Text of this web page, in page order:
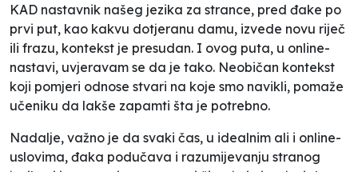
KAD nastavnik našeg jezika za strance, pred đake po
prvi put, kao kakvu dotjeranu damu, izvede novu riječ
ili frazu, kontekst je presudan. I ovog puta, u online-
nastavi, uvjeravam se da je tako. Neobičan kontekst
koji pomjeri odnose stvari na koje smo navikli, pomaže
učeniku da lakše zapamti šta je potrebno.
Nadalje, važno je da svaki čas, u idealnim ali i online-
uslovima, đaka podučava i razumijevanju stranog